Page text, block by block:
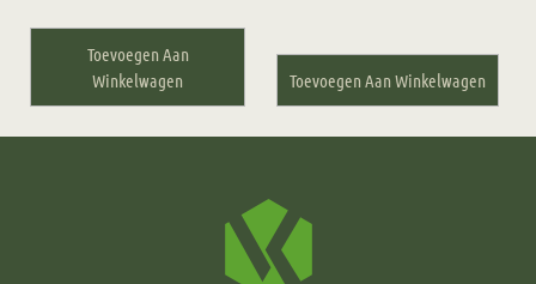
Toevoegen Aan
Winkelwagen
Toevoegen Aan Winkelwagen